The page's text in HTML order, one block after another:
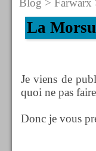
Blog > Farwarx
La
Je viens de
quoi ne pas
Donc je vous